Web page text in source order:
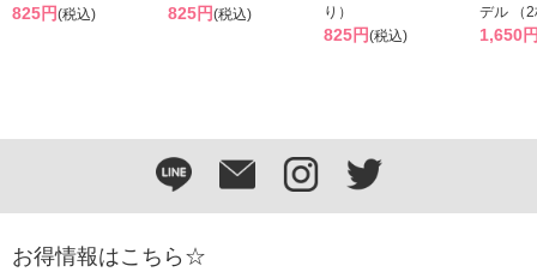
825円(税込) 825円(税込) り）
825円(税込)
デル （
1,650
お得情報はこちら☆